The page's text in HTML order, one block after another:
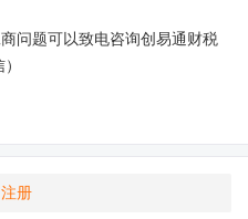
问题可以致电咨询创易通财税
注册